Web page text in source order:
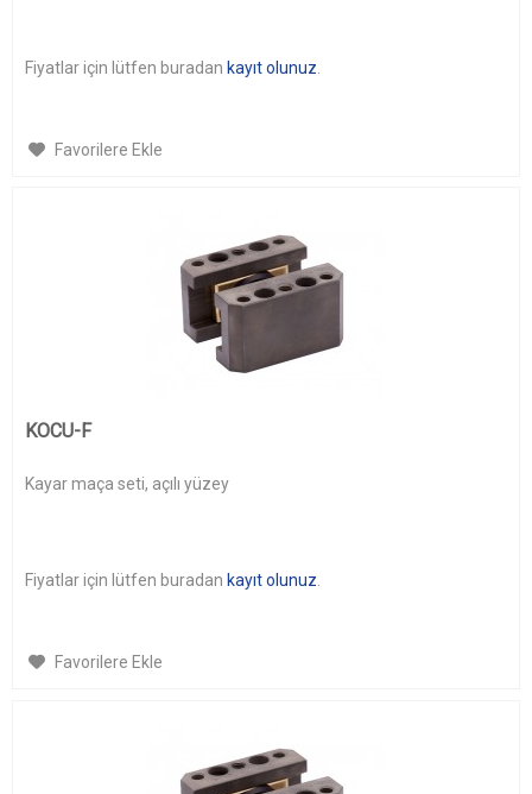
Fiyatlar için lütfen buradan kayıt olunuz
Favorilere Ekle
KOCU-F
Kayar maça seti, açılı yüzey
Fiyatlar için lütfen buradan kayıt olunuz.
Favorilere Ekle